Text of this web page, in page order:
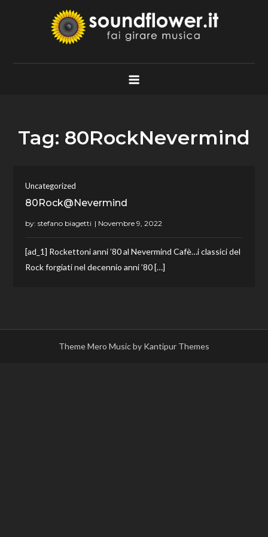
Soundflower.it
Fai Girare Musica
Tag: 80RockNevermind
Uncategorized
80Rock@Nevermind
by:stefano biagetti
[ad_1] Rockettoni anni ’80 al Nevermind Cafè…i classici del
Rock forgiati nel decennio anni ’80 […]
Theme Mero Music by Kantipur Themes